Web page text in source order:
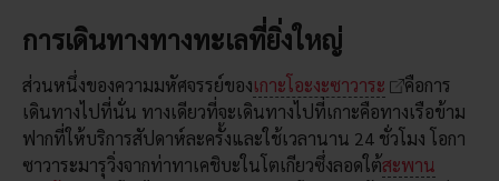
การเดินทางทางทะเลที่ยิ่งใหญ่
ส่วนหนึ่งของความมหัศจรรย์ของเกาะโอะงะซาวาระ
คือการ
เดินทางไปที่นั่น ทางเดียวที่จะเดินทางไปที่เกาะคือทางเรือข้าม
ฟากที่ให้บริการสัปดาห์ละครั้งและใช้เวลานาน 24 ชั่วโมง โอกา
ซาวาระมารุวิ่งจากท่าทาเคชิบะในโตเกียวซึ่งลอดใต้สะพาน